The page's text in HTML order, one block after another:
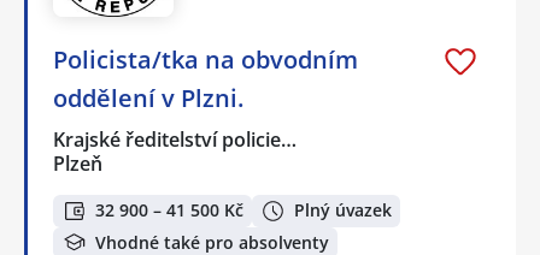
Policista/tka na obvodním
oddělení v Plzni.
Krajské ředitelství policie…
Plzeň
32 900 – 41 500 Kč
Plný úvazek
Vhodné také pro absolventy